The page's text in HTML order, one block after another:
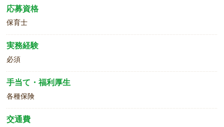
応募資格
保育士
実務経験
必須
手当て・福利厚生
各種保険
交通費